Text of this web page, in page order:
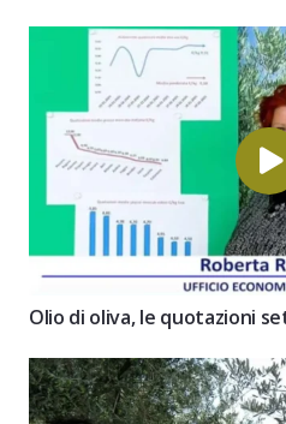
Olio di oliva, le quotazioni